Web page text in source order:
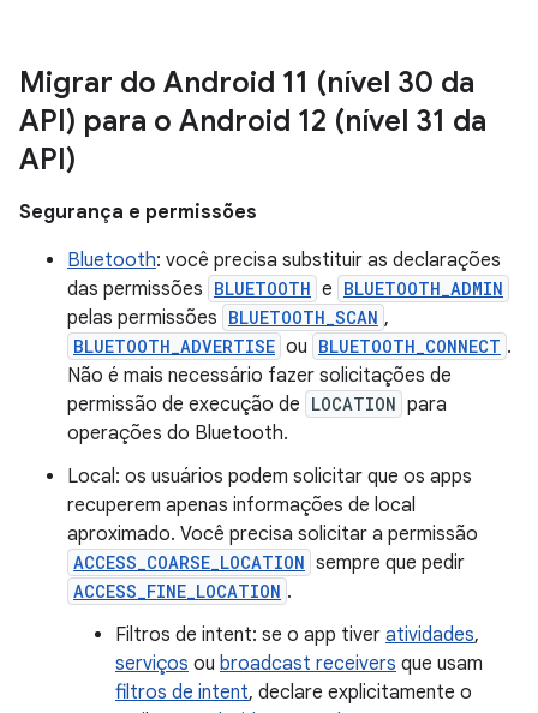
Migrar do Android 11 (nível 30 da
API) para o Android 12 (nível 31 da
API)
Segurança e permissões
Bluetooth: você precisa substituir as declarações
das permissões BLUETOOTH e BLUETOOTH_ADMIN
pelas permissões BLUETOOTH_SCAN ,
BLUETOOTH_ADVERTISE ou BLUETOOTH_CONNECT .
Não é mais necessário fazer solicitações de
permissão de execução de LOCATION para
operações do Bluetooth.
Local: os usuários podem solicitar que os apps
recuperem apenas informações de local
aproximado. Você precisa solicitar a permissão
ACCESS_COARSE_LOCATION sempre que pedir
ACCESS_FINE_LOCATION .
Filtros de intent: se o app tiver atividades,
serviços ou broadcast receivers que usam
filtros de intent, declare explicitamente o